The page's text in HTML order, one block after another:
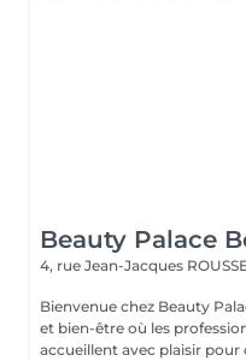
Beauty Palace
4, rue Jean-Jacques
Bienvenue chez Beauty
et bien-être où les
accueillent avec plaisir pour